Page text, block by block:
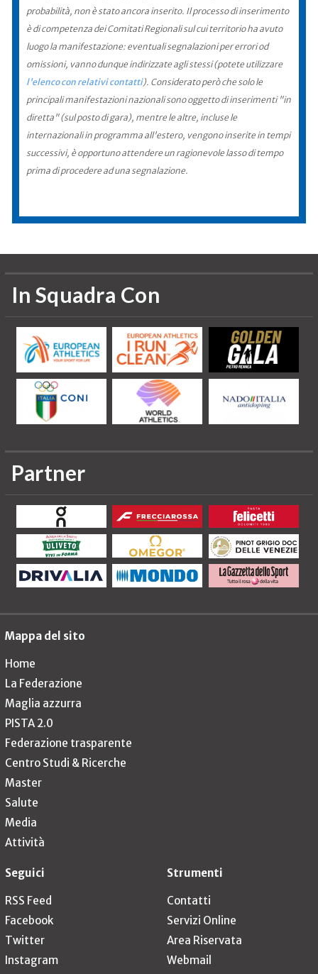
probabilità, non è stato ancora inserito. Il processo di inserimento
è di competenza dei Comitati Regionali sul cui territorio ha avuto
luogo la manifestazione: eventuali segnalazioni per errori od
omissioni, vanno dunque indirizzate agli stessi (potete utilizzare
l'elenco con relativi contatti). Considerato però che solo le
principali manifestazioni nazionali sono oggetto di inserimenti "in
diretta" (sul posto di gara), mentre le altre, incluse le
internazionali in programma all'estero, vengono inserite in tempi
successivi, è opportuno attendere un ragionevole lasso di tempo
prima di procedere ad una segnalazione.
In Squadra Con
Partner
Mappa del sito
Home
La Federazione
Maglia azzurra
PISTA 2.0
Federazione trasparente
Centro Studi & Ricerche
Master
Salute
Media
Attività
Seguici
RSS Feed
Facebook
Twitter
Instagram
Strumenti
Contatti
Servizi Online
Area Riservata
Webmail